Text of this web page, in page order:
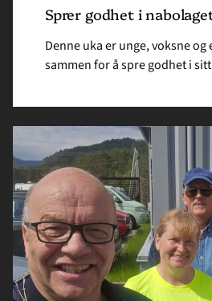
Sprer godhet i
Denne uka er unge, voksne og
sammen for å spre godhet i
article
gang
i
og